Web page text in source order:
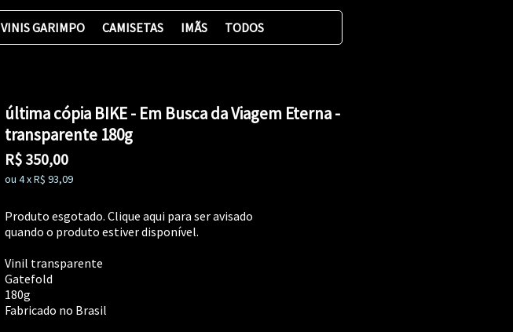
VINIS GARIMPO CAMISETAS IMÃS TODOS
última cópia BIKE - Em Busca da Viagem Eterna -
transparente 180g
R$ 350,00
ou 4xR$ 93,09
Produto esgotado. Clique aqui para ser avisado
quando o produto estiver disponível.
Vinil transparente
Gatefold
180g
Fabricado no Brasil